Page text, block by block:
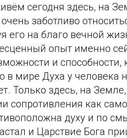
сегодня здесь, на
заботливо
его на благо вечной
опыт именно
и
в мире Духа у человека
Только здесь, на
сопротивления как
духу и по
и Царствие Бога